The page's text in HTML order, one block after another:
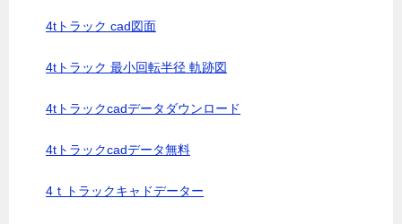
4tトラック cad図面
4tトラック 最小回転半径 軌跡図
4tトラックcadデータダウンロード
4tトラックcadデータ無料
4ｔトラックキャドデーター